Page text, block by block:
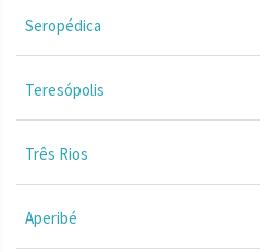
Seropédica
Teresópolis
Três Rios
Aperibé